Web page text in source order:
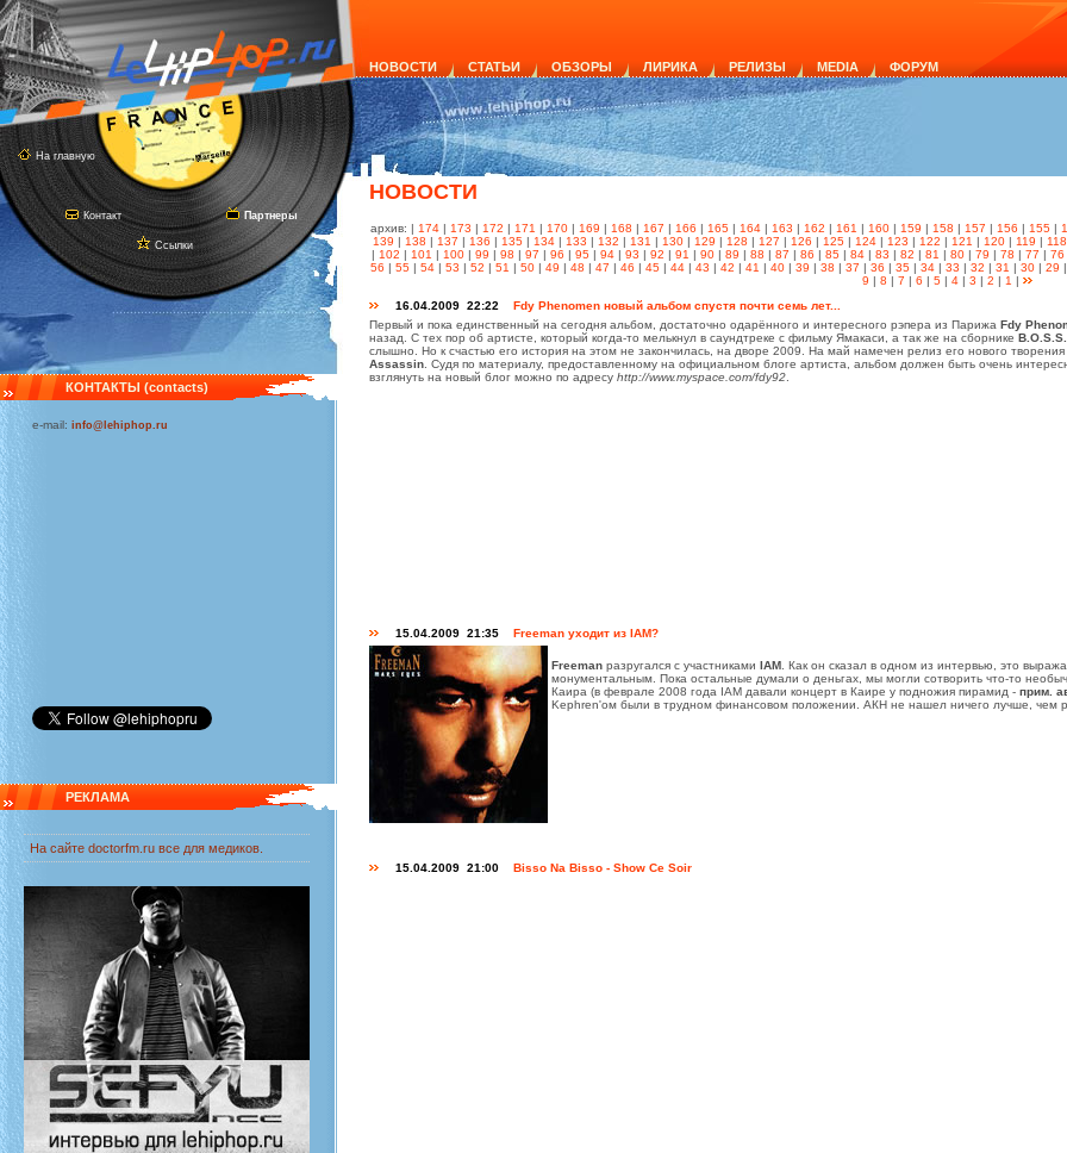
На главную
Контакт
Ссылки
Партнеры
НОВОСТИ СТАТЬИ ОБЗОРЫ ЛИРИКА РЕЛИЗЫ MEDIA ФОРУМ
НОВОСТИ
КОНТАКТЫ (contacts)
e-mail: info@lehiphop.ru
РЕКЛАМА
На сайте doctorfm.ru все для медиков.
архив: | 174 | 173 | 172 | 171 | 170 | 169 | 168 | 167 | 166 | 165 | 164 | 163 | 162 | 161 | 160 | 159 | 158 | 157 | 156 | 155 |
139 | 138 | 137 | 136 | 135| 134| 133 | 132 | 131 | 130| 129 | 128 | 127 | 126 | 125| 124| 123 | 122 | 121 | 120| 119 | 118
| 102 | 101 | 100| 99 | 98 | 97 | 96 | 95| 94| 93 | 92 | 91 | 90| 89 | 88 | 87 | 86 | 85| 84| 83 | 82 | 81 | 80| 79 | 78 | 77 | 76
56 | 55| 54| 53 | 52 | 51 | 50| 49 | 48 | 47 | 46 | 45| 44| 43 | 42 | 41 | 40| 39 | 38 | 37 | 36 | 35| 34| 33 | 32 | 31 | 30| 29 |
9 | 8 | 7 | 6 | 5| 4| 3 | 2 | 1 |
16.04.2009 22:22 Fdy Phenomen новый альбом спустя почти семь лет...
Первый и пока единственный на сегодня альбом, достаточно одарённого и интересного рэпера из Парижа Fdy
назад. С тех пор об артисте, который когда-то мелькнул в саундтреке с фильму Ямакаси, а так же на сборнике
слышно. Но к счастью его история на этом не закончилась, на дворе 2009. На май намечен релиз его нового творения
Assassin . Судя по материалу, предоставленному на официальном блоге артиста, альбом должен быть очень
взглянуть на новый блог можно по адресу http://www.myspace.com/fdy92
15.04.2009 21:35 Freeman уходит из IAM?
Freeman разругался с участниками IAM . Как он сказал в одном из интервью, это
монументальным. Пока остальные думали о деньгах, мы могли сотворить что-то
Каира (в феврале 2008 года IAM давали концерт в Каире у подножия пирамид - прим.
Kephren'ом были в трудном финансовом положении. АКН не нашел ничего лучше, чем
15.04.2009 21:00 Bisso Na Bisso - Show Ce Soir